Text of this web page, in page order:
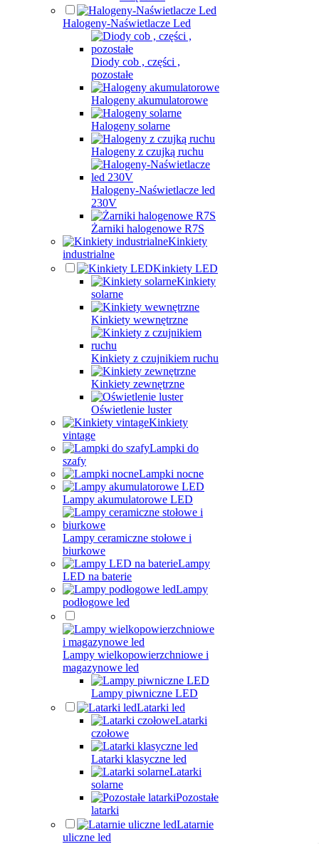
Halogeny-Naświetlacze Led
Diody cob , części ,
pozostałe
Halogeny akumulatorowe
Halogeny solarne
Halogeny z czujką ruchu
Halogeny-Naświetlacze led
230V
Żarniki halogenowe R7S
Kinkiety
industrialne
Kinkiety LED
Kinkiety
solarne
Kinkiety wewnętrzne
Kinkiety z czujnikiem ruchu
Kinkiety zewnętrzne
Oświetlenie luster
Kinkiety
vintage
Lampki do
szafy
Lampki nocne
Lampy akumulatorowe LED
Lampy ceramiczne stołowe i
biurkowe
Lampy
LED na baterie
Lampy
podłogowe led
Lampy wielkopowierzchniowe i
magazynowe led
Lampy piwniczne LED
Latarki led
Latarki
czołowe
Latarki klasyczne led
Latarki
solarne
Pozostałe
latarki
Latarnie
uliczne led